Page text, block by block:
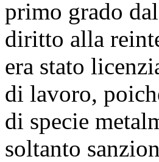
primo grado
diritto alla
era stato
di lavoro,
di specie
soltanto